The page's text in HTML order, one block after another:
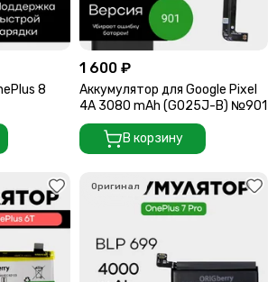
8
1 600 ₽
Аккумулятор для Google Pixel
4A 3080 mAh (G025J-B) №901
В корзину